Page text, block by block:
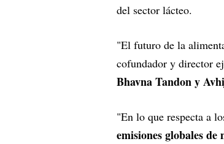
del sector lácteo.
"El futuro de la
cofundador y director
Bhavna Tandon y
"En lo que respecta a
emisiones globales de